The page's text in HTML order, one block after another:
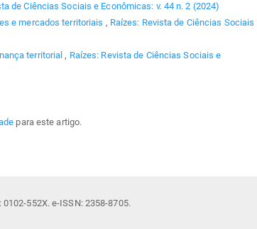
de Ciências Sociais e Econômicas: v. 44 n. 2 (2024)
e mercados territoriais , Raízes: Revista de Ciências Sociais
territorial, Raízes: Revista de Ciências Sociais e
para este artigo.
0102-552X. e-ISSN: 2358-8705.